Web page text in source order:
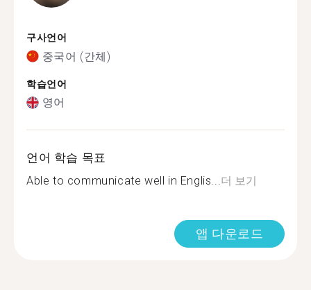
구사언어
중국어 (간체)
학습언어
영어
언어 학습 목표
Able to communicate well in Englis...더 보기
앱 다운로드